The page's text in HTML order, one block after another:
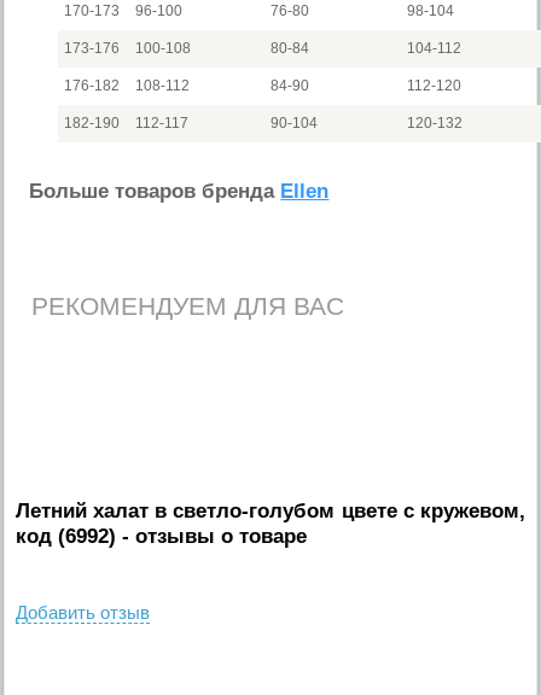
170-173 96-100 76-80 98-104
173-176 100-108 80-84 104-112
176-182 108-112 84-90 112-120
182-190 112-117 90-104 120-132
Больше товаров бренда Ellen
РЕКОМЕНДУЕМ ДЛЯ ВАС
Летний халат в светло-голубом цвете с кружевом,
код (6992) - отзывы о товаре
Добавить отзыв